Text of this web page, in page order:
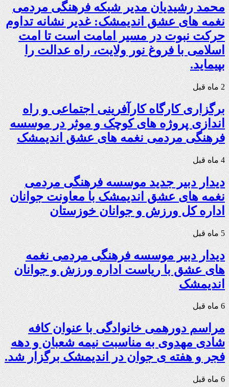
محمد رشیدیان مدیر شبکه فرهنگی مردمی
نغمه های عشق اندیمشک: غدیر نشانه تداوم
حرکت نبوت در مسیر امامت است تا امت
اسلامی با فروغ نور ولایت، راه عدالت را
بپیماید.
2 ماه قبل
برگزاری کارگاه کارآفرینی اجتماعی و راه
اندازی پروژه های کوچک و موثر در موسسه
فرهنگی مردمی نغمه های عشق اندیمشک
4 ماه قبل
دیدار دبیر جدید موسسه فرهنگی مردمی
نغمه های عشق اندیمشک با معاونت جوانان
اداره کل ورزش و جوانان خوزستان
5 ماه قبل
دیدار دبیر موسسه فرهنگی مردمی نغمه
های عشق با ریاست اداره ورزش و جوانان
اندیمشک
6 ماه قبل
مراسم دورهمی خانوادگی با عنوان کافه
شادی مهدوی به مناسبت نیمه شعبان و دهه
فجر و هفته ی جوان در اندیمشک برگزار شد.
6 ماه قبل